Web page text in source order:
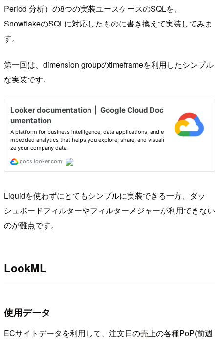
Period 分析）の8つの実装ユースケースのSQLを、
SnowflakeのSQLに対応したものに書き換えて実装してみま
す。
第一回は、dimension groupのtimeframeを利用したシンプル
な実装です。
Liquidを使わずにとてもシンプルに実装できる一方、ダッ
シュボードフィルターやフィルターメジャーが利用できない
のが難点です。
LookML
使用データ
ECサイトデータを利用して、注文日の売上の各種PoP(前週